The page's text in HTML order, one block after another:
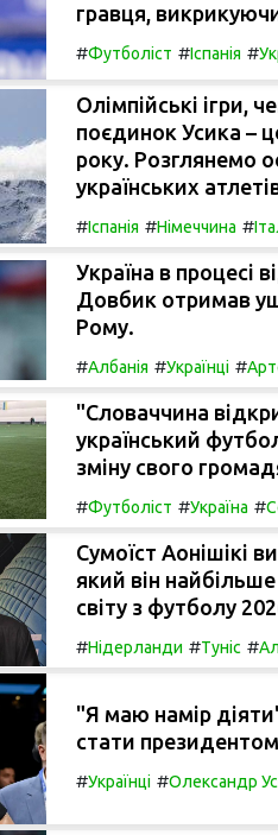
гравця,
#Футболіст #Іспанія #
Олімпійські ігри,
поєдинок Усика –
року. Розглянемо
українських
#Іспанія #Німеччина #
Україна в процесі
Довбик отримав
Рому.
#Албанія #Українці #
"Словаччина
український
зміну свого
#Футболіст #Україна #
Сумоїст Аонішікі
який він
світу з футболу
#Нідерланди #Туніс #
"Я маю намір
стати
#Українці #Олександр